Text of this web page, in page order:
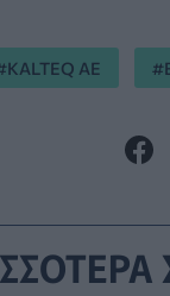
KALTEQ AE